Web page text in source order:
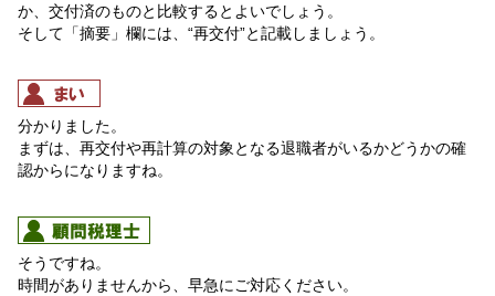
か、交付済のものと比較するとよいでしょう。
そして「摘要」欄には、“再交付”と記載しましょう。
分かりました。
まずは、再交付や再計算の対象となる退職者がいるかどうかの確
認からになりますね。
そうですね。
時間がありませんから、早急にご対応ください。